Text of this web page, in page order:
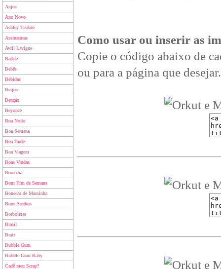
Anjos
Ano Novo
Ashley Tisdale
Assinaturas
Avril Lavigne
Barbie
Bebês
Bebidas
Beijos
Benção
Beyonce
Boa Noite
Boa Semana
Boa Tarde
Boa Viagem
Boas Vindas
Bom dia
Bom Fim de Semana
Bonecas de Massinha
Bons Sonhos
Borboletas
Brasil
Bratz
Bubble Gum
Bubble Gum Baby
Cadê meu Scrap?
Como usar ou inserir as
Copie o código abaixo de
ou para a página que desejar.